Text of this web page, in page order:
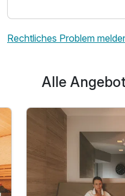
Ausstattung
Zusatznächte
Für 4 Tage
Maisonettezimmer
Rechtliches Problem
Alle